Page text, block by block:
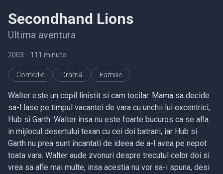
Secondhand Lions
Ultima aventura
2003 • 111 minute
Comedie Dramă Familie
Walter este un copil linistit si cam tocilar. Mama sa decide
sa-l lase pe timpul vacantei de vara cu unchii lui excentrici,
Hub si Garth. Walter insa nu este foarte bucuros ca se afla
in mijlocul desertului texan cu cei doi batrani, iar Hub si
Garth nu prea sunt incantati de ideea de a-l avea pe nepot
toata vara. Walter aude zvonuri despre trecutul celor doi si
vrea sa afle mai multe, insa acestia nu vor sa-i spuna, desi